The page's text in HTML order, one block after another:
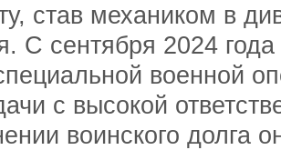
став механиком в
С сентября 2024
военной
с высокой
воинского долга